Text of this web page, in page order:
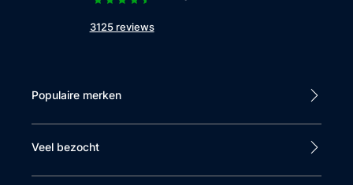
3125 reviews
Populaire merken
Veel bezocht